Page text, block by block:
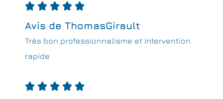
    
Avis de ThomasGirault
Très bon professionnalisme et intervention
rapide
    